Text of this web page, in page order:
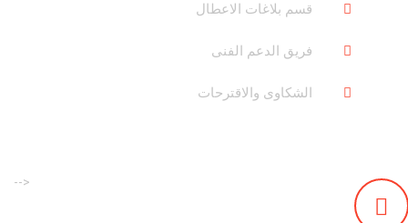
قسم بلاغات الاعطال
فريق الدعم الفنى
الشكاوى والاقترحات
-->